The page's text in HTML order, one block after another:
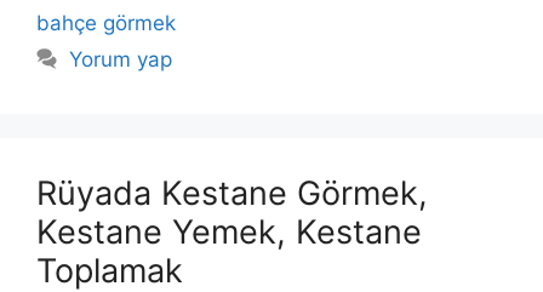
bahçe görmek
Yorum yap
Rüyada Kestane Görmek,
Kestane Yemek, Kestane
Toplamak